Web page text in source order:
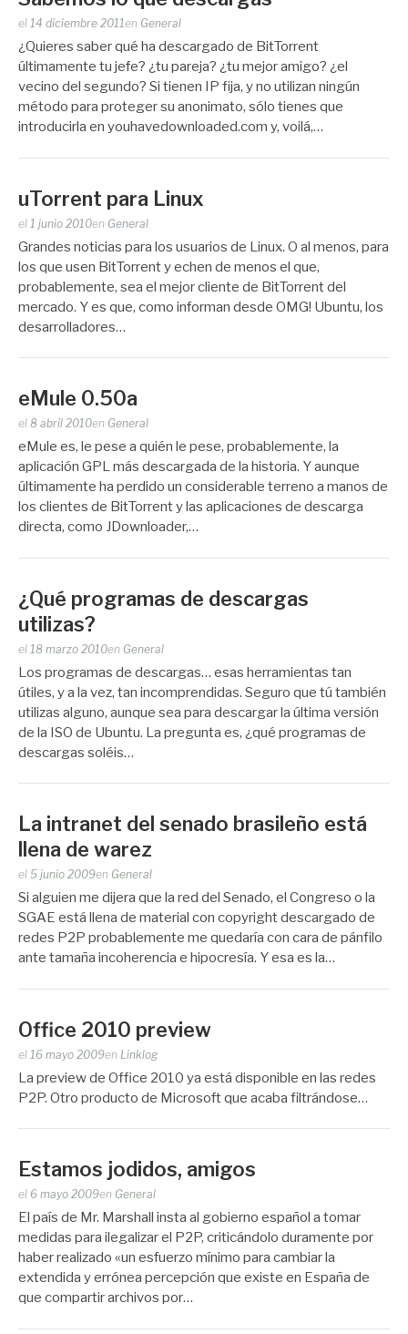
Publicado
por
Zootropo
el 14 diciembre 2011en General
¿Quieres saber qué ha descargado de BitTorrent
últimamente tu jefe? ¿tu pareja? ¿tu mejor amigo? ¿el
vecino del segundo? Si tienen IP fija, y no utilizan ningún
método para proteger su anonimato, sólo tienes que
introducirla en youhavedownloaded.com y, voilá,…
uTorrent para Linux
Publicado
por
Zootropo
el 1 junio 2010en General
Grandes noticias para los usuarios de Linux. O al menos, para
los que usen BitTorrent y echen de menos el que,
probablemente, sea el mejor cliente de BitTorrent del
mercado. Y es que, como informan desde OMG! Ubuntu, los
desarrolladores…
eMule 0.50a
Publicado
por
el 8 abril 2010en General
eMule es, le pese a quién le pese, probablemente, la
aplicación GPL más descargada de la historia. Y aunque
últimamente ha perdido un considerable terreno a manos de
los clientes de BitTorrent y las aplicaciones de descarga
directa, como JDownloader,…
¿Qué programas de descargas
utilizas?
Publicado
por
Zootropo
el 18 marzo 2010en General
Los programas de descargas… esas herramientas tan
útiles, y a la vez, tan incomprendidas. Seguro que tú también
utilizas alguno, aunque sea para descargar la última versión
de la ISO de Ubuntu. La pregunta es, ¿qué programas de
descargas soléis…
La intranet del senado brasileño está
llena de warez
Publicado
por
Zootropo
el 5 junio 2009en General
Si alguien me dijera que la red del Senado, el Congreso o la
SGAE está llena de material con copyright descargado de
redes P2P probablemente me quedaría con cara de pánfilo
ante tamaña incoherencia e hipocresía. Y esa es la…
Office 2010 preview
Publicado
por
Zootropo
el 16 mayo 2009en Linklog
La preview de Office 2010 ya está disponible en las redes
P2P. Otro producto de Microsoft que acaba filtrándose…
Estamos jodidos, amigos
Publicado
por
Zootropo
el 6 mayo 2009en General
El país de Mr. Marshall insta al gobierno español a tomar
medidas para ilegalizar el P2P, criticándolo duramente por
haber realizado «un esfuerzo mínimo para cambiar la
extendida y errónea percepción que existe en España de
que compartir archivos por…